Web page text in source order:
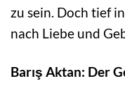
zu sein. Doch tief
nach Liebe und
Barış Aktan: Der